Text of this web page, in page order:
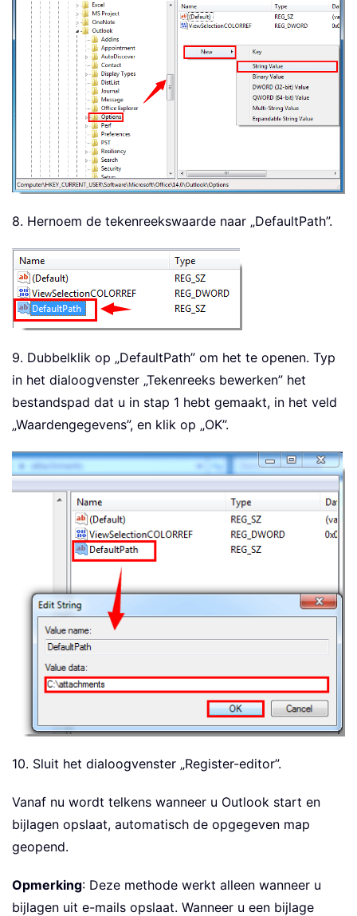
8. Hernoem de tekenreekswaarde naar „DefaultPath”.
9. Dubbelklik op „DefaultPath” om het te openen. Typ
in het dialoogvenster „Tekenreeks bewerken” het
bestandspad dat u in stap 1 hebt gemaakt, in het veld
„Waardengegevens”, en klik op „OK”.
10. Sluit het dialoogvenster „Register-editor”.
Vanaf nu wordt telkens wanneer u Outlook start en
bijlagen opslaat, automatisch de opgegeven map
geopend.
Opmerking: Deze methode werkt alleen wanneer u
bijlagen uit e-mails opslaat. Wanneer u een bijlage